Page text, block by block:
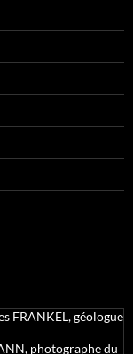
FRANKEL, géologue
photographe du